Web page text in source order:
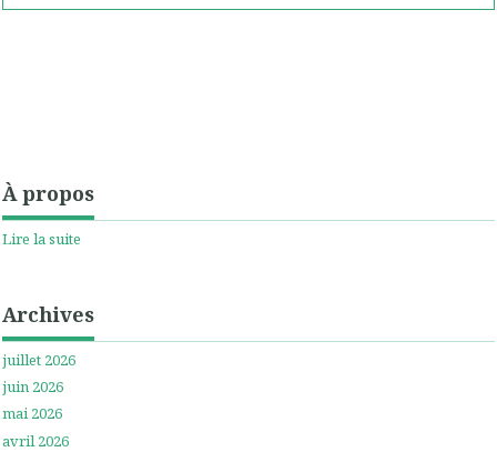
À propos
Lire la suite
Archives
juillet 2026
juin 2026
mai 2026
avril 2026